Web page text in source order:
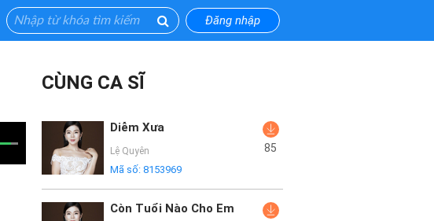
Đăng nhập
CÙNG CA SĨ
Diễm Xưa
Lệ Quyên
Mã số:8153969
85
Còn Tuổi Nào Cho Em